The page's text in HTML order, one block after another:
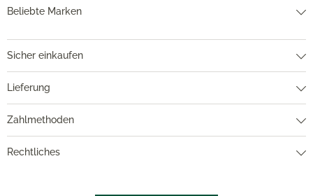
Beliebte Marken
Sicher einkaufen
Lieferung
Zahlmethoden
Rechtliches